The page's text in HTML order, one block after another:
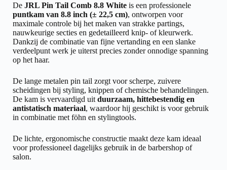
De JRL Pin Tail Comb 8.8 White is een professionele
puntkam van 8.8 inch (± 22,5 cm), ontworpen voor
maximale controle bij het maken van strakke partings,
nauwkeurige secties en gedetailleerd knip- of kleurwerk.
Dankzij de combinatie van fijne vertanding en een slanke
verdeelpunt werk je uiterst precies zonder onnodige spanning
op het haar.
De lange metalen pin tail zorgt voor scherpe, zuivere
scheidingen bij styling, knippen of chemische behandelingen.
De kam is vervaardigd uit duurzaam, hittebestendig en
antistatisch materiaal, waardoor hij geschikt is voor gebruik
in combinatie met föhn en stylingtools.
De lichte, ergonomische constructie maakt deze kam ideaal
voor professioneel dagelijks gebruik in de barbershop of
salon.